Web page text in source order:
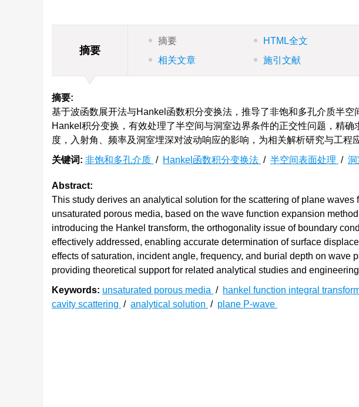
摘要
摘要 HTML全文
相关文章
施引文献
摘要:
基于波函数展开法与Hankel函数积分变换法，推导了非饱和多孔介质半
Hankel积分变换，有效处理了半空间与洞室边界条件的正交性问题，精
度，入射角、频率及洞室埋深对波动响应的影响，为相关解析研究与工程
关键词: 非饱和多孔介质 / Hankel函数积分变换法 / 半空间表面处理 / 洞
Abstract:
This study derives an analytical solution for the scattering of plane
unsaturated porous media, based on the wave function expansion
introducing the Hankel transform, the orthogonality issue of boundary
effectively addressed, enabling accurate determination of surface
effects of saturation, incident angle, frequency, and burial depth on wave
providing theoretical support for related analytical studies and
Keywords: unsaturated porous media / hankel function integral
cavity scattering / analytical solution / plane P-wave